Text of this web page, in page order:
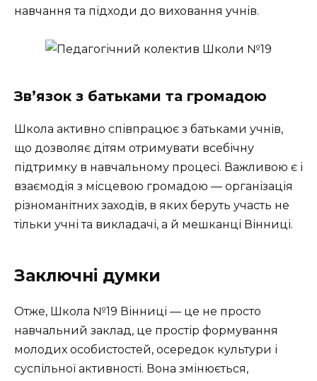
навчання та підходи до виховання учнів.
Зв’язок з батьками та громадою
Школа активно співпрацює з батьками учнів,
що дозволяє дітям отримувати всебічну
підтримку в навчальному процесі. Важливою є і
взаємодія з місцевою громадою — організація
різноманітних заходів, в яких беруть участь не
тільки учні та викладачі, а й мешканці Вінниці.
Заключні думки
Отже, Школа №19 Вінниці — це не просто
навчальний заклад, це простір формування
молодих особистостей, осередок культури і
суспільної активності. Вона змінюється,